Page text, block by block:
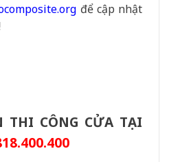
để cập nhật
THI CÔNG CỬA TẠI